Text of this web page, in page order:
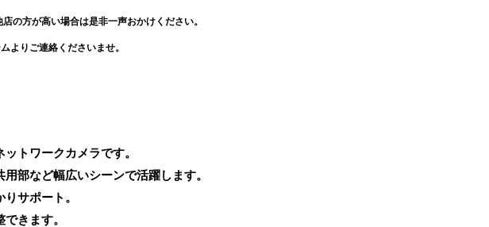
の方が高い場合は是非一声おかけください。
よりご連絡くださいませ。
トワークカメラです。
部など幅広いシーンで活躍します。
サポート。
きます。